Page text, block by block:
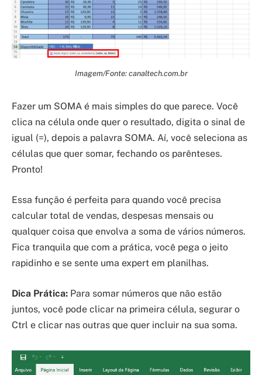
Imagem/Fonte: canaltech.com.br
Fazer um SOMA é mais simples do que parece. Você
clica na célula onde quer o resultado, digita o sinal de
igual (=), depois a palavra SOMA. Aí, você seleciona as
células que quer somar, fechando os parênteses.
Pronto!
Essa função é perfeita para quando você precisa
calcular total de vendas, despesas mensais ou
qualquer coisa que envolva a soma de vários números.
Fica tranquila que com a prática, você pega o jeito
rapidinho e se sente uma expert em planilhas.
Dica Prática: Para somar números que não estão
juntos, você pode clicar na primeira célula, segurar o
Ctrl e clicar nas outras que quer incluir na sua soma.